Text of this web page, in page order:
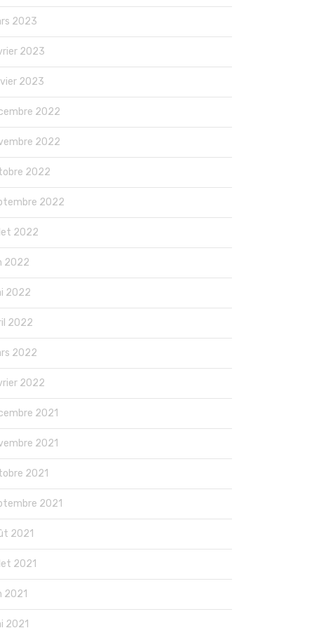
2023
2023
2023
2022
2022
2022
2022
2022
2022
2022
2022
2022
2022
2021
2021
2021
2021
2021
2021
2021
2021